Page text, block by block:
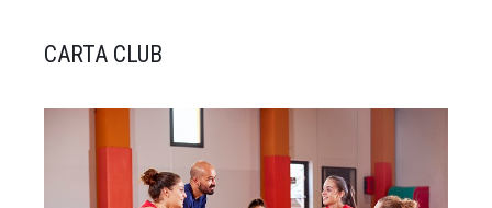
CARTA CLUB